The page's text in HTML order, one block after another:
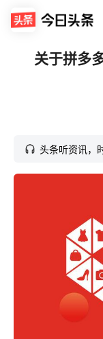
关于拼多
头条听资讯，